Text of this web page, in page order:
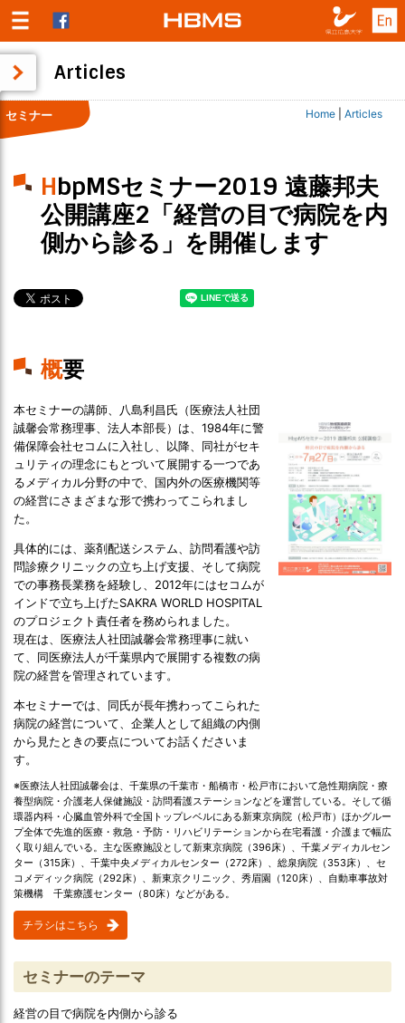
Articles
Home Articles
セミナー
HbpMSセミナー2019 遠藤邦夫
公開講座2「経営の目で病院を内
側から診る」を開催します
概要
本セミナーの講師、八島利昌氏（医療法人社団
誠馨会常務理事、法人本部長）は、1984年に警
備保障会社セコムに入社し、以降、同社がセキ
ュリティの理念にもとづいて展開する一つであ
るメディカル分野の中で、国内外の医療機関等
の経営にさまざまな形で携わってこられまし
た。
具体的には、薬剤配送システム、訪問看護や訪
問診療クリニックの立ち上げ支援、そして病院
での事務長業務を経験し、2012年にはセコムが
インドで立ち上げたSAKRA WORLD HOSPITAL
のプロジェクト責任者を務められました。
現在は、医療法人社団誠馨会常務理事に就い
て、同医療法人が千葉県内で展開する複数の病
院の経営を管理されています。
本セミナーでは、同氏が長年携わってこられた
病院の経営について、企業人として組織の内側
から見たときの要点についてお話くださいま
す。
※医療法人社団誠馨会は、千葉県の千葉市・船橋市・松戸市において急性期病院・療
養型病院・介護老人保健施設・訪問看護ステーションなどを運営している。そして循
環器内科・心臓血管外科で全国トップレベルにある新東京病院（松戸市）ほかグルー
プ全体で先進的医療・救急・予防・リハビリテーションから在宅看護・介護まで幅広
く取り組んでいる。主な医療施設として新東京病院（396床）、千葉メディカルセン
ター（315床）、千葉中央メディカルセンター（272床）、総泉病院（353床）、セ
コメディック病院（292床）、新東京クリニック、秀眉園（120床）、自動車事故対
策機構 千葉療護センター（80床）などがある。
チラシはこちら
セミナーのテーマ
経営の目で病院を内側から診る